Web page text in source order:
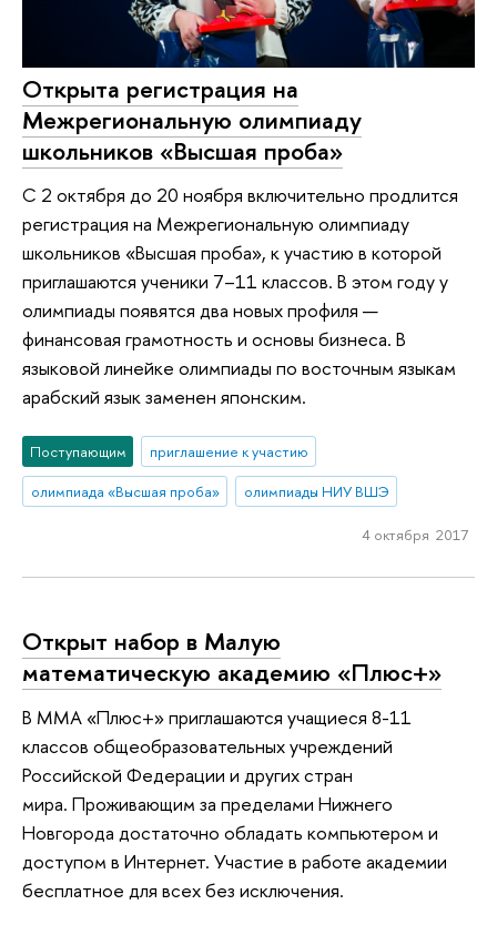
Открыта регистрация на
Межрегиональную олимпиаду
школьников «Высшая проба»
С 2 октября до 20 ноября включительно продлится
регистрация на Межрегиональную олимпиаду
школьников «Высшая проба», к участию в которой
приглашаются ученики 7–11 классов. В этом году у
олимпиады появятся два новых профиля —
финансовая грамотность и основы бизнеса. В
языковой линейке олимпиады по восточным языкам
арабский язык заменен японским.
Поступающим
приглашение к участию
олимпиада «Высшая проба»
олимпиады НИУ ВШЭ
4 октября 2017
Открыт набор в Малую
математическую академию «Плюс+»
В ММА «Плюс+» приглашаются учащиеся 8-11
классов общеобразовательных учреждений
Российской Федерации и других стран
мира. Проживающим за пределами Нижнего
Новгорода достаточно обладать компьютером и
доступом в Интернет. Участие в работе академии
бесплатное для всех без исключения.